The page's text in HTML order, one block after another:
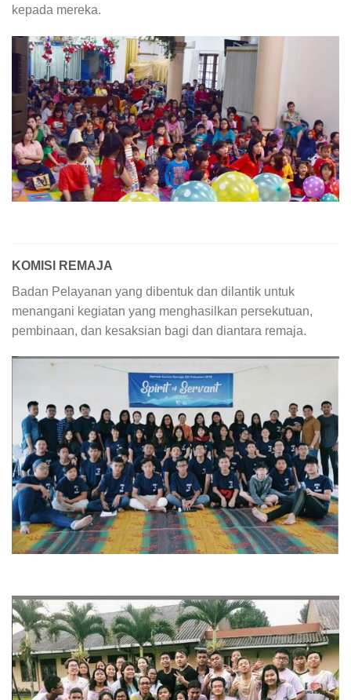
kepada mereka.
KOMISI REMAJA
Badan Pelayanan yang dibentuk dan dilantik untuk
menangani kegiatan yang menghasilkan persekutuan,
pembinaan, dan kesaksian bagi dan diantara remaja.